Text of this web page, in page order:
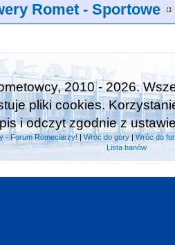
Romet - Sportowe
2010 - 2026.
pliki cookies.
i odczyt zgodnie z
- Forum Romeciarzy! |Wróć do góry| Wróć do
Lista banów